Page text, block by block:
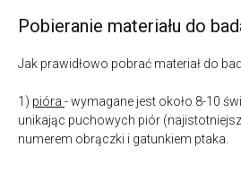
Pobieranie materiału do
Jak prawidłowo pobrać materiał do
1) pióra - wymagane jest około 8-10
unikając puchowych piór
numerem obrączki i gatunkiem ptaka.